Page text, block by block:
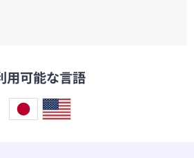
用可能な言語